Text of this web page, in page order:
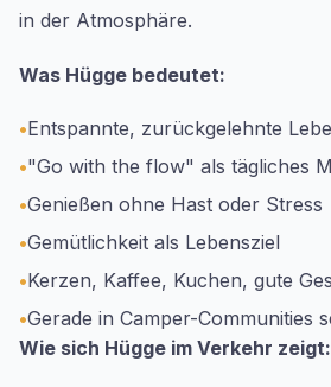
in der Atmosphäre.
Was Hügge bedeutet:
•Entspannte, zurückgelehnte
•"Go with the flow" als tägliches
•Genießen ohne Hast oder Stress
•Gemütlichkeit als Lebensziel
•Kerzen, Kaffee, Kuchen, gute
•Gerade in Camper-Communities
Wie sich Hügge im Verkehr zeigt: